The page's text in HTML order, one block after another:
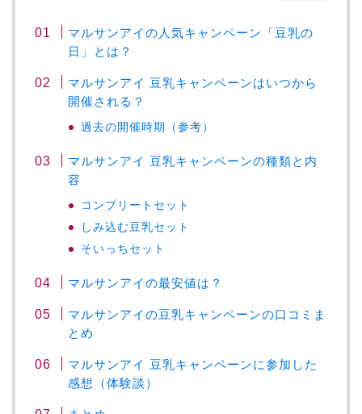
マルサンアイの人気キャンペーン「豆乳の
日」とは？
マルサンアイ 豆乳キャンペーンはいつから
開催される？
過去の開催時期（参考）
マルサンアイ 豆乳キャンペーンの種類と内
容
コンプリートセット
しみ込む豆乳セット
そいっちセット
マルサンアイの最安値は？
マルサンアイの豆乳キャンペーンの口コミま
とめ
マルサンアイ 豆乳キャンペーンに参加した
感想（体験談）